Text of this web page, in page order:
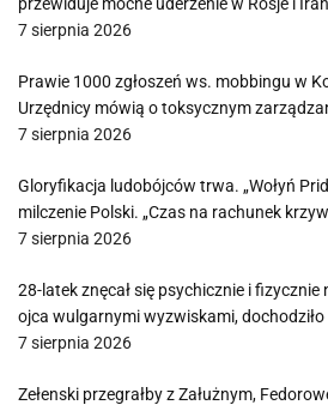
7 sierpnia 2026
Prawie 1000 zgłoszeń ws. mobbingu w
Urzędnicy mówią o toksycznym
7 sierpnia 2026
Gloryfikacja ludobójców trwa. „Wołyń
milczenie Polski. „Czas na rachunek
7 sierpnia 2026
28-latek znęcał się psychicznie i fizycznie
ojca wulgarnymi wyzwiskami,
7 sierpnia 2026
Zełenski przegrałby z Załużnym,